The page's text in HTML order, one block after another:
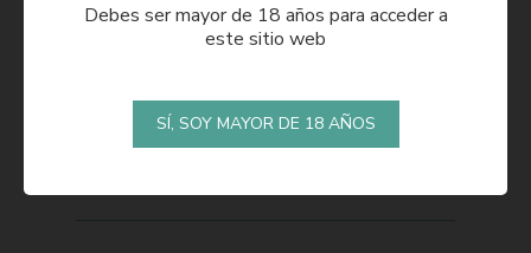
Debes ser mayor de 18 años para acceder a
este sitio web
SÍ, SOY MAYOR DE 18 AÑOS